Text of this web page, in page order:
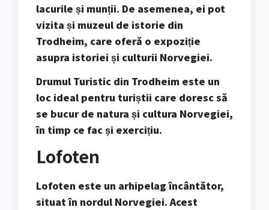
lacurile și munții. De asemenea, ei pot
vizita și muzeul de istorie din
Trodheim, care oferă o expoziție
asupra istoriei și culturii Norvegiei.
Drumul Turistic din Trodheim este un
loc ideal pentru turiștii care doresc să
se bucur de natura și cultura Norvegiei,
în timp ce fac și exercițiu.
Lofoten
Lofoten este un arhipelag încântător,
situat în nordul Norvegiei. Acest